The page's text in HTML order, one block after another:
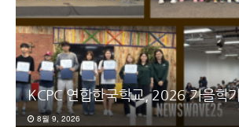
KCPC 연합한국학교, 2026 가을학
8월 9, 2026